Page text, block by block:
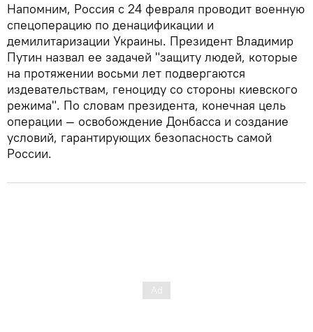
Напомним, Россия с 24 февраля проводит военную
спецоперацию по денацификации и
демилитаризации Украины. Президент Владимир
Путин назвал ее задачей "защиту людей, которые
на протяжении восьми лет подвергаются
издевательствам, геноциду со стороны киевского
режима". По словам президента, конечная цель
операции — освобождение Донбасса и создание
условий, гарантирующих безопасность самой
России.